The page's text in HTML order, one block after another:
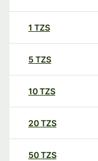
1 TZS
5 TZS
10TZS
20TZS
50TZS